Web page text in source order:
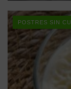
POSTRES SIN